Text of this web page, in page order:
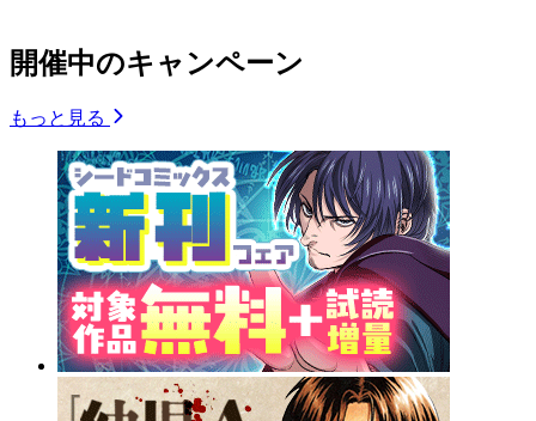
開催中のキャンペーン
もっと見る